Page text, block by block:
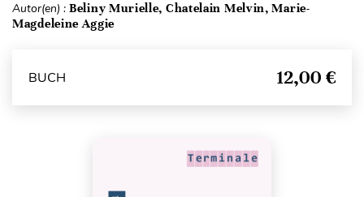
Autor(en) : Beliny Murielle, Chatelain Melvin, Marie-
Magdeleine Aggie
BUCH 12,00 €